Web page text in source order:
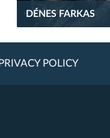
DÉNES FARKAS
PRIVACY POLICY